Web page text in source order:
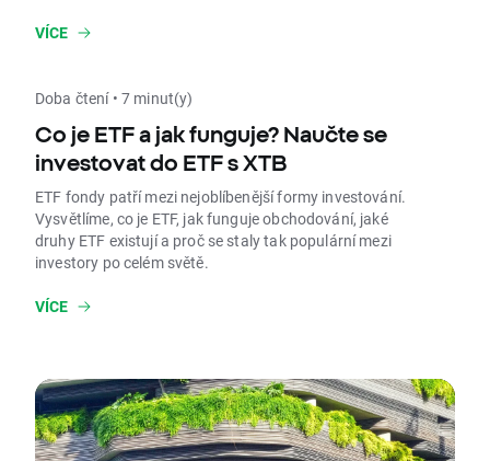
VÍCE
Doba čtení • 7 minut(y)
Co je ETF a jak funguje? Naučte se
investovat do ETF s XTB
ETF fondy patří mezi nejoblíbenější formy investování.
Vysvětlíme, co je ETF, jak funguje obchodování, jaké
druhy ETF existují a proč se staly tak populární mezi
investory po celém světě.
VÍCE